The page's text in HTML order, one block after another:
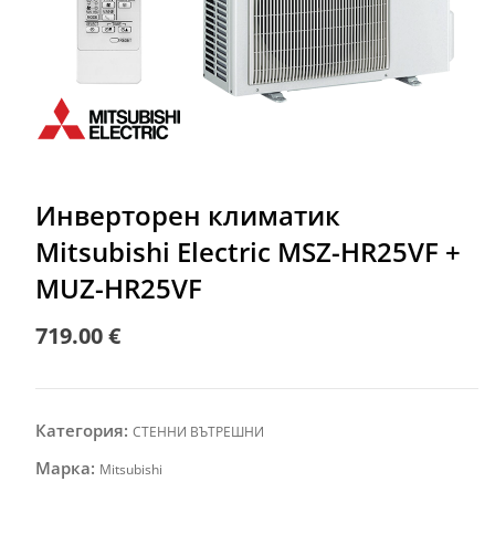
Инверторен климатик
Mitsubishi Electric MSZ-HR25VF +
MUZ-HR25VF
719.00€
Категория: СТЕННИ ВЪТРЕШНИ
Марка: Mitsubishi